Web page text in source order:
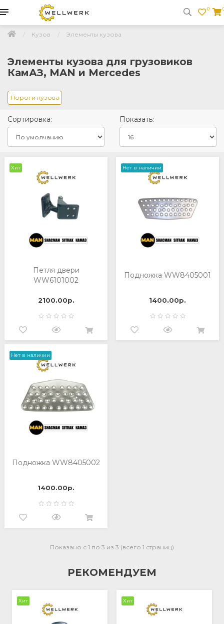
0
Кузов Элементы кузова
Элементы кузова для грузовиков
КамАЗ, MAN и Mercedes
Пороги кузова
Сортировка: Показать:
Хит
Петля двери
WW6101002
2100.00р.
Нет в наличии
Подножка WW8405001
1400.00р.
Нет в наличии
Подножка WW8405002
1400.00р.
Показано с 1 по 3 из 3 (всего 1 страниц)
РЕКОМЕНДУЕМ
Хит Хит